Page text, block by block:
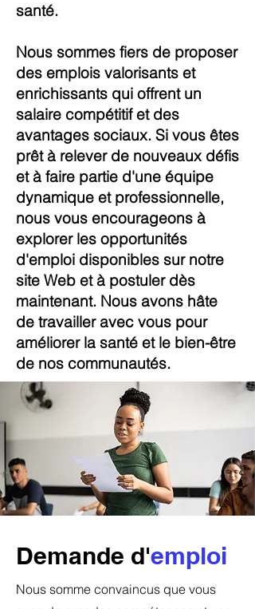
santé.
Nous sommes fiers de proposer
des emplois valorisants et
enrichissants qui offrent un
salaire compétitif et des
avantages sociaux. Si vous êtes
prêt à relever de nouveaux défis
et à faire partie d'une équipe
dynamique et professionnelle,
nous vous encourageons à
explorer les opportunités
d'emploi disponibles sur notre
site Web et à postuler dès
maintenant. Nous avons hâte
de travailler avec vous pour
améliorer la santé et le bien-être
de nos communautés.
Demande d'emploi
Nous somme convaincus que vous